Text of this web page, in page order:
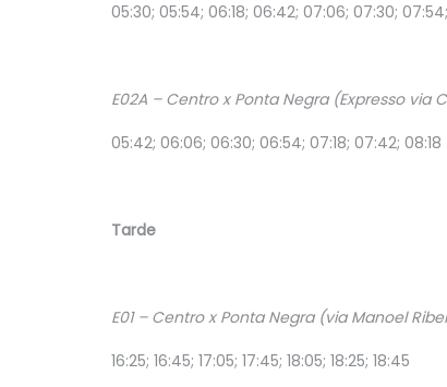
05:30; 05:54; 06:18; 06:42; 07:06; 07:30;
E02A – Centro x Ponta Negra (Expresso via
05:42; 06:06; 06:30; 06:54; 07:18; 07:42; 08:18
Tarde
E01 – Centro x Ponta Negra (via Manoel
16:25; 16:45; 17:05; 17:45; 18:05; 18:25; 18:45